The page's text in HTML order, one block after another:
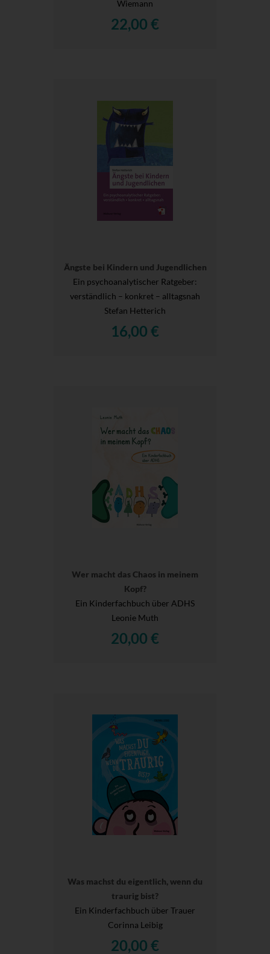
Wiemann
22,00 €
Ängste bei Kindern und Jugendlichen
Ein psychoanalytischer Ratgeber:
verständlich – konkret – alltagsnah
Stefan Hetterich
16,00 €
Wer macht das Chaos in meinem
Kopf?
Ein Kinderfachbuch über ADHS
Leonie Muth
20,00 €
Was machst du eigentlich, wenn du
traurig bist?
Ein Kinderfachbuch über Trauer
Corinna Leibig
20,00 €